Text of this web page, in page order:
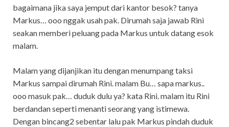
bagaimana jika saya jemput dari kantor besok? tanya
Markus… ooo nggak usah pak. Dirumah saja jawab Rini
seakan memberi peluang pada Markus untuk datang esok
malam.
Malam yang dijanjikan itu dengan menumpang taksi
Markus sampai dirumah Rini. malam Bu… sapa markus..
ooo masuk pak… duduk dulu ya? kata Rini. malam itu Rini
berdandan seperti menanti seorang yang istimewa.
Dengan bincang2 sebentar lalu pak Markus pindah duduk